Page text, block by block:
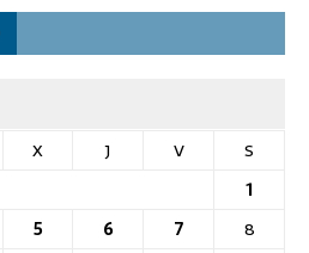
X J V
S
1
5 6 7
8